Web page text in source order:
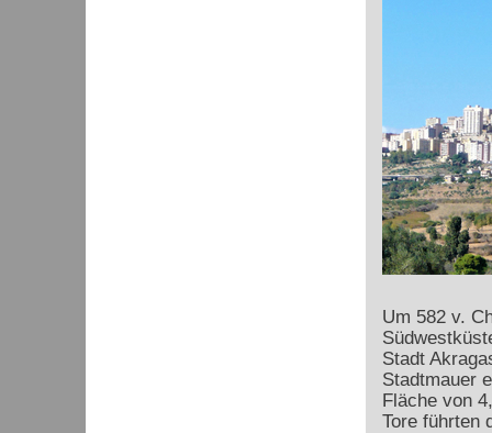
Um 582 v.
Stadt
Stadtmauer
Fläche von
Tore führten